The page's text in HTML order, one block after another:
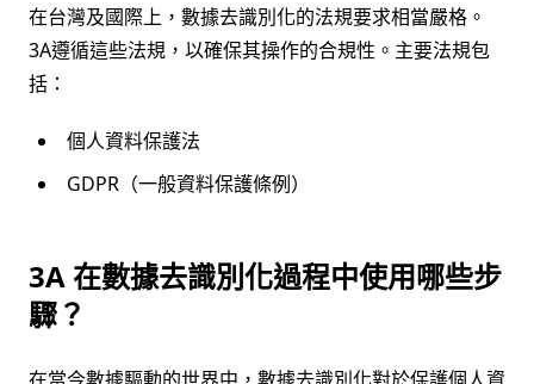
在台灣及國際上，數據去識別化的法規要求相當嚴格。
3A遵循這些法規，以確保其操作的合規性。主要法規包
括：
個人資料保護法
GDPR（一般資料保護條例）
3A 在數據去識別化過程中使用哪些步
驟？